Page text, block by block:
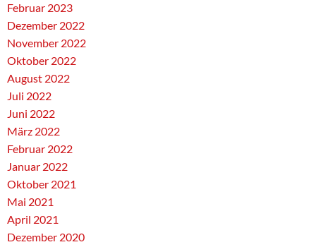
Februar 2023
Dezember 2022
November 2022
Oktober 2022
August 2022
Juli 2022
Juni 2022
März 2022
Februar 2022
Januar 2022
Oktober 2021
Mai 2021
April 2021
Dezember 2020